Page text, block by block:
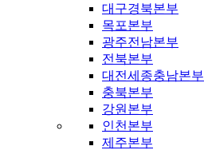
대구경북본부
목포본부
광주전남본부
전북본부
대전세종충남본부
충북본부
강원본부
인천본부
제주본부